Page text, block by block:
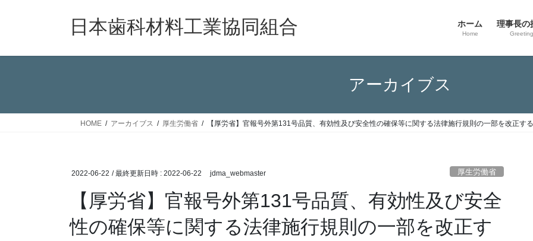
日本歯科材料工業協同組合 ホーム
Home
理事長の
Greeting
アーカイブス
HOME アーカイブス 厚生労働省 【厚労省】官報号外第131号品質、有効性及び安全性の確保等に関する法律施行規則の一部を改正す
2022-06-22 / 最終更新日時 : 2022-06-22 jdma_webmaster 厚生労働省
【厚労省】官報号外第131号品質、有効性及び安全
性の確保等に関する法律施行規則の一部を改正す